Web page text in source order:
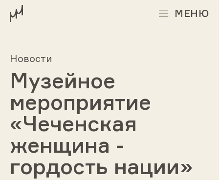
МЕНЮ
Новости
Музейное
мероприятие
«Чеченская
женщина -
гордость нации»